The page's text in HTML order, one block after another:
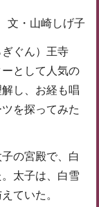
文・山崎しげ子
ぐん）王寺
として人気の
し、お経も唱
を探ってみた
の宮殿で、白
太子は、白雪
ていた。